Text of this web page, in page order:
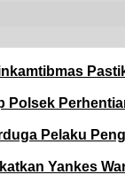
Polsek
Pelaku
Yankes